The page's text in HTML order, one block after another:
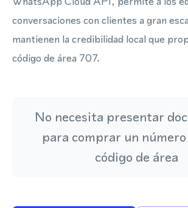
conversaciones con clientes a gran
mantienen la credibilidad local que
código de área 707.
No necesita presentar
para comprar un
código de área